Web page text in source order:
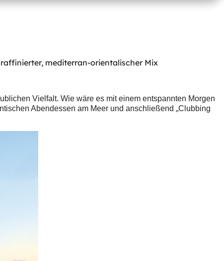
mediterran-orientalischer Mix
Vielfalt. Wie wäre es mit einem entspannten Morgen
Abendessen am Meer und anschließend „Clubbing